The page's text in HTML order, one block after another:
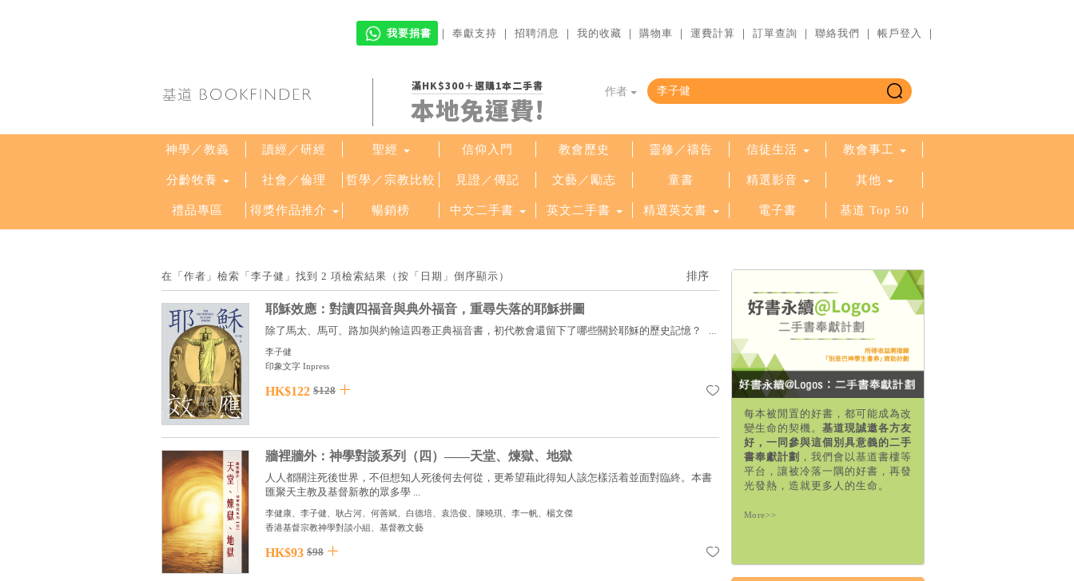
我要捐書 ｜ 奉獻支持 ｜ 招聘消息 ｜ 我的收藏 ｜ 購物車 ｜ 運費計算 ｜ 訂單查詢 ｜ 聯絡我們 ｜ 帳戶登入 ｜
滿HK$300＋選購1本二手書
本地免運費!
作者
神學／教義 讀經／研經 聖經 信仰入門 教會歷史 靈修／禱告 信徒生活 教會事工
分齡牧養 社會／倫理 哲學／宗教比較 見證／傳記 文藝／勵志 童書 精選影音 其他
禮品專區 得獎作品推介 暢銷榜 中文二手書 英文二手書 精選英文書 電子書 基道 Top 50
在「作者」檢索「李子健」找到 2 項檢索結果（按「日期」倒序顯示）
耶穌效應：對讀四福音與典外福音，重尋失落的耶穌拼圖
除了馬太、馬可、路加與約翰這四卷正典福音書，初代教會還留下了哪些關於耶穌的歷史記憶？ ...
李子健
印象文字 Inpress
HK$122 $128
牆裡牆外：神學對談系列（四）——天堂、煉獄、地獄
人人都關注死後世界，不但想知人死後何去何從，更希望藉此得知人該怎樣活着並面對臨終。本書
匯聚天主教及基督新教的眾多學 ...
李健康、李子健、耿占河、何善斌、白德培、袁浩俊、陳曉琪、李一帆、楊文傑
香港基督宗教神學對談小組、基督教文藝
HK$93 $98
每本被閒置的好書，都可能成為改
變生命的契機。 基道現誠邀各方友
好，一同參與這個別具意義的二手
書奉獻計劃 ，我們會以基道書樓等
平台，讓被冷落一隅的好書，再發
光發熱，造就更多人的生命。
More>>